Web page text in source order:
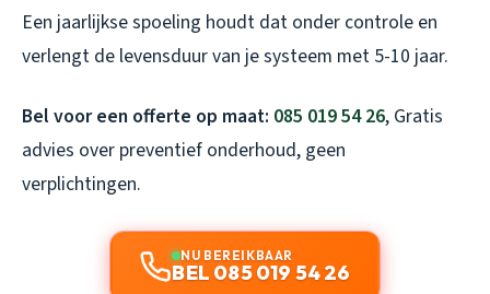
Een jaarlijkse spoeling houdt dat onder controle en
verlengt de levensduur van je systeem met 5-10 jaar.
Bel voor een offerte op maat: 085 019 54 26, Gratis
advies over preventief onderhoud, geen
verplichtingen.
NU BEREIKBAAR
BEL 085 019 54 26